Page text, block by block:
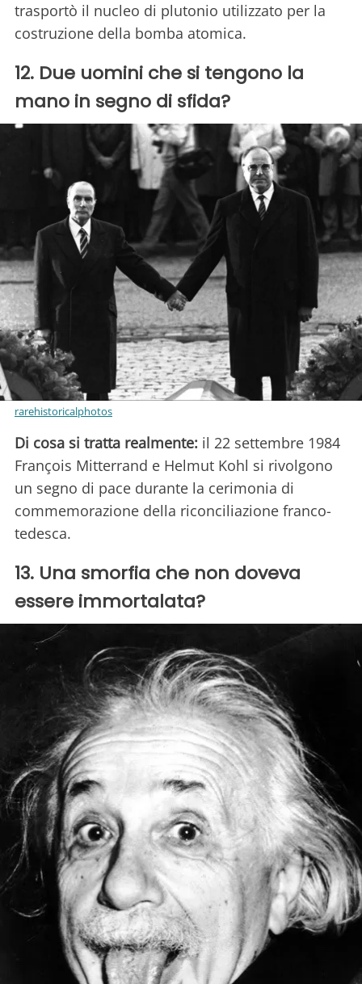
trasportò il nucleo di plutonio utilizzato per la
costruzione della bomba atomica.
12. Due uomini che si tengono la
mano in segno di sfida?
rarehistoricalphotos
Di cosa si tratta realmente: il 22 settembre 1984
François Mitterrand e Helmut Kohl si rivolgono
un segno di pace durante la cerimonia di
commemorazione della riconciliazione franco-
tedesca.
13. Una smorfia che non doveva
essere immortalata?